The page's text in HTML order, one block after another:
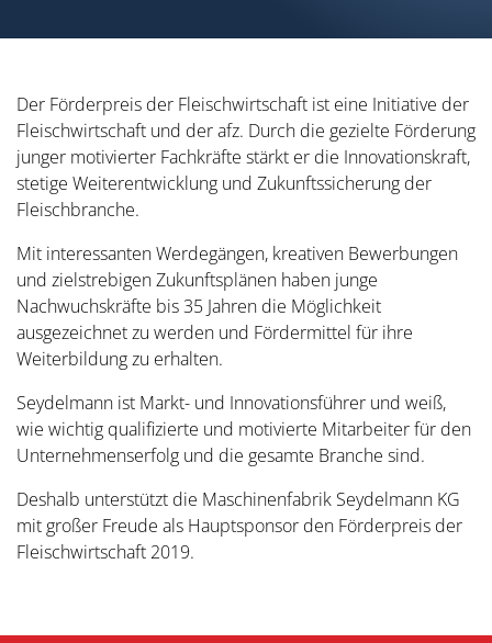
Der Förderpreis der Fleischwirtschaft ist eine Initiative der
Fleischwirtschaft und der afz. Durch die gezielte Förderung
junger motivierter Fachkräfte stärkt er die Innovationskraft,
stetige Weiterentwicklung und Zukunftssicherung der
Fleischbranche.
Mit interessanten Werdegängen, kreativen Bewerbungen
und zielstrebigen Zukunftsplänen haben junge
Nachwuchskräfte bis 35 Jahren die Möglichkeit
ausgezeichnet zu werden und Fördermittel für ihre
Weiterbildung zu erhalten.
Seydelmann ist Markt- und Innovationsführer und weiß,
wie wichtig qualifizierte und motivierte Mitarbeiter für den
Unternehmenserfolg und die gesamte Branche sind.
Deshalb unterstützt die Maschinenfabrik Seydelmann KG
mit großer Freude als Hauptsponsor den Förderpreis der
Fleischwirtschaft 2019.